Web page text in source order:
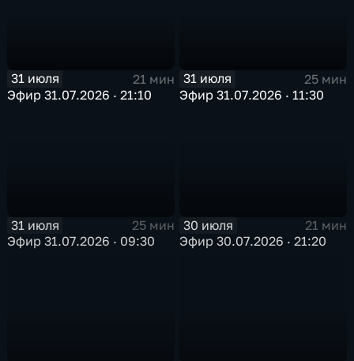
31 июля
21 мин
Эфир 31.07.2026 · 21:10
31 июля
25 мин
Эфир 31.07.2026 · 11:30
31 июля
25 мин
Эфир 31.07.2026 · 09:30
30 июля
21 мин
Эфир 30.07.2026 · 21:20